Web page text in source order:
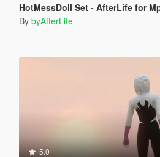
HotMessDoll Set - AfterLife for Mp
By byAfterLife
5.0